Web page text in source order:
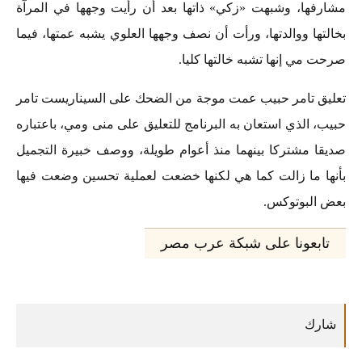
مشارفها، وشبهت «زكي» ذاتها بعد أن رأيت وجهها في المرآة
بخالتها ووالدتها، ورأت أن نصف وجهها العلوي يشبه عمتها، فيما
صرحت مي إنها تشبه خالتها كليا.
تعليق تامر حبيب عمت موجة من الضحك على السيناريست تامر
حبيب، الذي استعان به البرنامج للتعليق على منى ومي، باعتباره
صديقا مشتركا بينهما منذ أعوام طويلة، ووصف خبيرة التجميل
بأنها ما زالت كما هي لكنها خضعت لعملية تحسين وضعت فيها
بعض البوتوكس.
تابعونا على شبكة عرب مصر